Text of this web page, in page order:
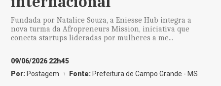
Fundada por Natalice Souza, a Eniesse Hub integra a
nova turma da Afropreneurs Mission, iniciativa que
conecta startups lideradas por mulheres a me...
09/06/2026 22h45
Por: Postagem Fonte: Prefeitura de Campo Grande - MS